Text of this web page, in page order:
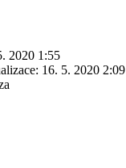
2020 1:55
16. 5. 2020 2:09